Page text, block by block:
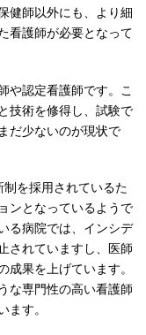
健師以外にも、より細
看護師が必要となって
や認定看護師です。こ
技術を修得し、試験で
だ少ないのが現状で
を採用されているた
ンとなっているようで
る病院では、インシデ
されていますし、医師
果を上げています。
な専門性の高い看護師
す。